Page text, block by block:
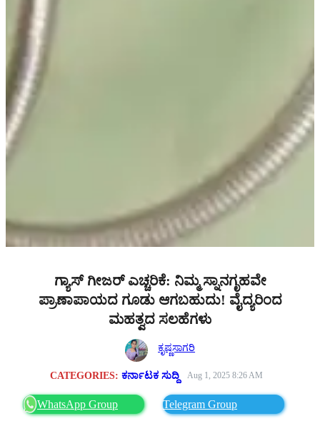
ಗ್ಯಾಸ್‌ ಗೀಜರ್ ಎಚ್ಚರಿಕೆ: ನಿಮ್ಮ ಸ್ನಾನಗೃಹವೇ
ಪ್ರಾಣಾಪಾಯದ ಗೂಡು ಆಗಬಹುದು! ವೈದ್ಯರಿಂದ
ಮಹತ್ವದ ಸಲಹೆಗಳು
ಕೃಷ್ಣಸಾಗರಿ
CATEGORIES: ಕರ್ನಾಟಕ ಸುದ್ದಿ Aug 1, 2025 8:26 AM
WhatsApp Group Telegram Group